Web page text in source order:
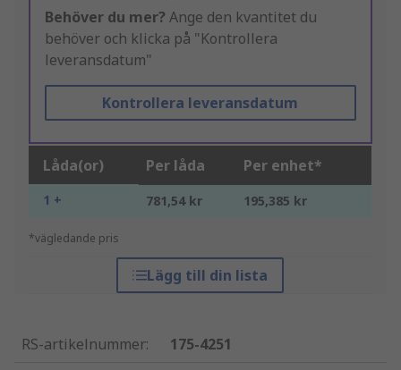
Behöver du mer? Ange den kvantitet du
behöver och klicka på "Kontrollera
leveransdatum"
Kontrollera leveransdatum
Låda(or) Per låda Per enhet*
1 + 781,54 kr 195,385 kr
*vägledande pris
Lägg till din lista
RS-artikelnummer:
175-4251